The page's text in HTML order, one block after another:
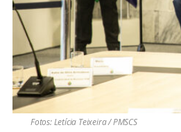
Fotos: Letícia Teixeira / PMSCS